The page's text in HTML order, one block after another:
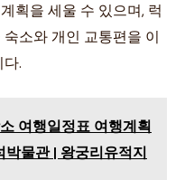
획을 세울 수 있으며, 럭
소와 개인 교통편을 이
.
여행일정표 여행계획
물관 | 왕궁리유적지